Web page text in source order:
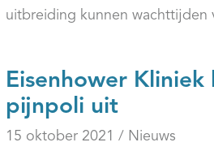
uitbreiding kunnen wachttijden
Eisenhower
pijnpoli uit
15 oktober 2021 / Nieuws